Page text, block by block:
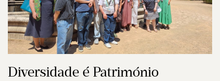
Diversidade é Património